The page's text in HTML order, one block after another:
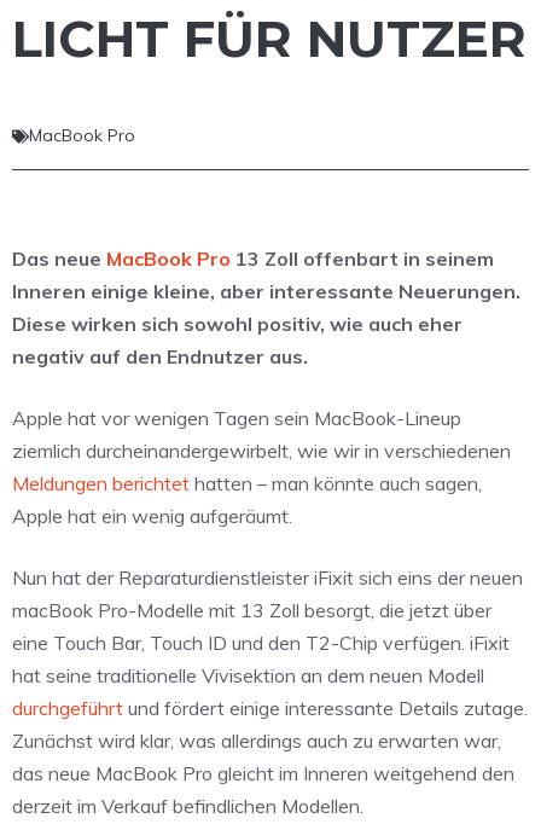
LICHT FÜR NUTZER
MacBook Pro
Das neue MacBook Pro 13 Zoll offenbart in seinem
Inneren einige kleine, aber interessante Neuerungen.
Diese wirken sich sowohl positiv, wie auch eher
negativ auf den Endnutzer aus.
Apple hat vor wenigen Tagen sein MacBook-Lineup
ziemlich durcheinandergewirbelt, wie wir in verschiedenen
Meldungen berichtet hatten – man könnte auch sagen,
Apple hat ein wenig aufgeräumt.
Nun hat der Reparaturdienstleister iFixit sich eins der neuen
macBook Pro-Modelle mit 13 Zoll besorgt, die jetzt über
eine Touch Bar, Touch ID und den T2-Chip verfügen. iFixit
hat seine traditionelle Vivisektion an dem neuen Modell
durchgeführt und fördert einige interessante Details zutage.
Zunächst wird klar, was allerdings auch zu erwarten war,
das neue MacBook Pro gleicht im Inneren weitgehend den
derzeit im Verkauf befindlichen Modellen.